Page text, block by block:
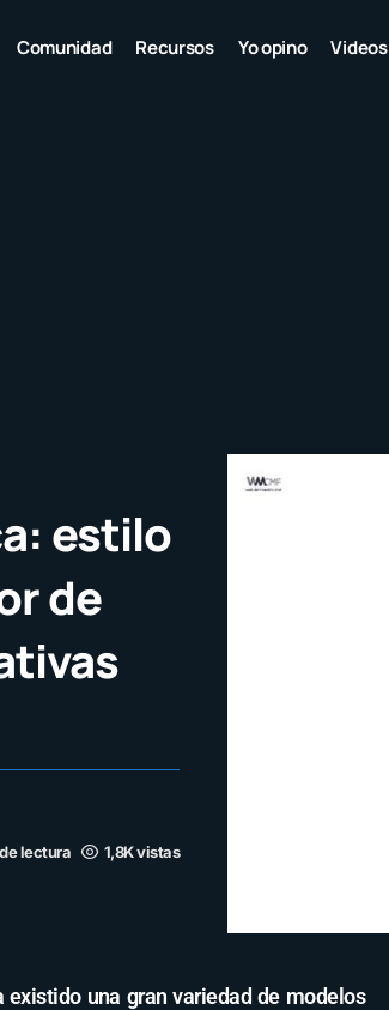
Comunidad Recursos Yo opino Videos
estilo
de
lectura
1,8K vistas
una gran variedad de modelos